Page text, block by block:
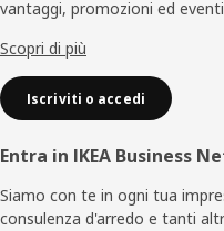
pagina
vantaggi, promozioni ed
Scopri di più
Iscriviti o accedi
Entra in IKEA Business
Siamo con te in ogni tua
consulenza d'arredo e tanti